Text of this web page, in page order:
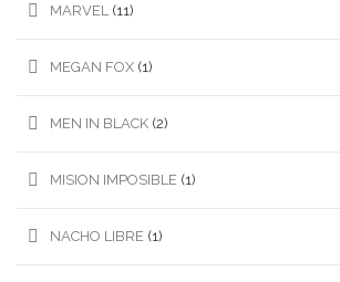
MARVEL (11)
MEGAN FOX (1)
MEN IN BLACK (2)
MISION IMPOSIBLE (1)
NACHO LIBRE (1)